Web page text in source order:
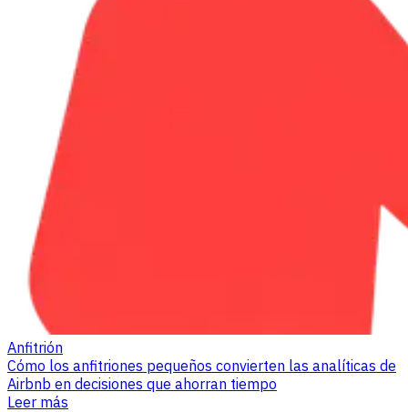
Anfitrión
Cómo los anfitriones pequeños convierten las analíticas de
Airbnb en decisiones que ahorran tiempo
Leer más